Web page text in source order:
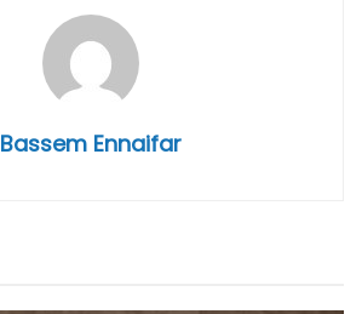
Bassem Ennaifar